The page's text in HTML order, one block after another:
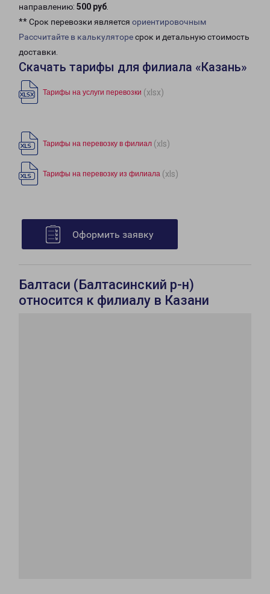
направлению: 500 руб.
** Срок перевозки является ориентировочным
Рассчитайте в калькуляторесрок и детальную стоимость
доставки.
Скачать тарифы для филиала «Казань»
Тарифы на услуги перевозки (xlsx)
Тарифы на перевозку в филиал (xls)
Тарифы на перевозку из филиала (xls)
Оформить заявку
Балтаси (Балтасинский р-н)
относится к филиалу в Казани